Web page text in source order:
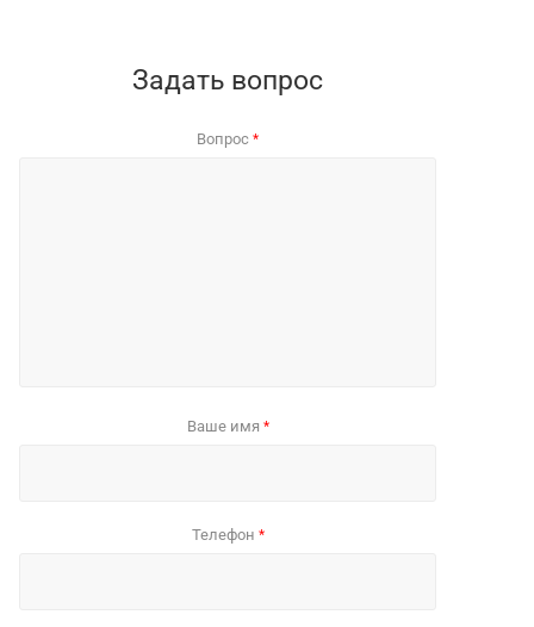
Задать вопрос
Вопрос *
Ваше имя *
Телефон *